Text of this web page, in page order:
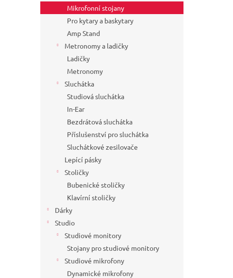
Mikrofonní stojany
Pro kytary a baskytary
Amp Stand
Metronomy a ladičky
Ladičky
Metronomy
Sluchátka
Studiová sluchátka
In-Ear
Bezdrátová sluchátka
Příslušenství pro sluchátka
Sluchátkové zesilovače
Lepící pásky
Stoličky
Bubenické stoličky
Klavírní stoličky
Dárky
Studio
Studiové monitory
Stojany pro studiové monitory
Studiové mikrofony
Dynamické mikrofony